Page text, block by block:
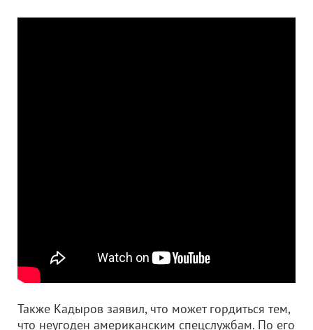
Также Кадыров заявил, что может гордиться тем,
что неугоден американским спецслужбам. По его